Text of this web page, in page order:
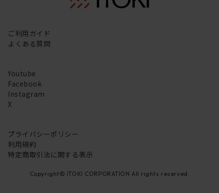
ご利用ガイド
よくある質問
Youtube
Facebook
Instagram
X
プライバシーポリシー
利用規約
特定商取引法に関する表示
Copyright© ITOKI CORPORATION All rights reserved.